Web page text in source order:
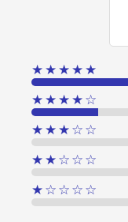
★★★★★
★★★★☆
★★★☆☆
★★☆☆☆
★☆☆☆☆